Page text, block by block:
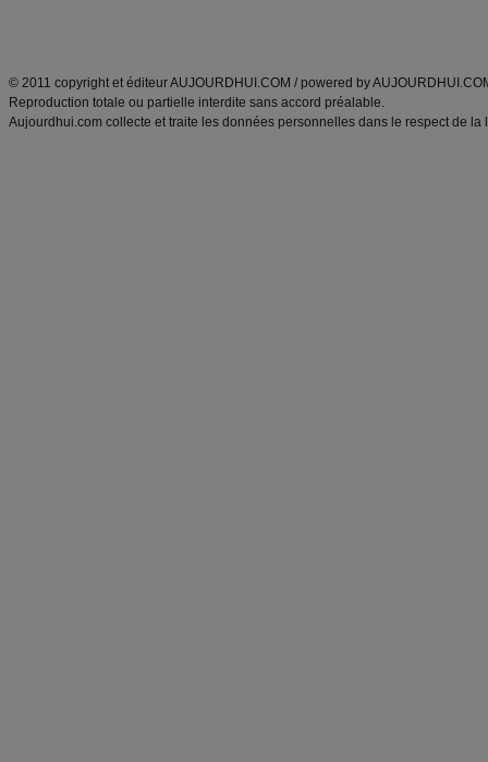
© 2011 copyright et éditeur AUJOURDHUI.COM / powered by
Reproduction totale ou partielle interdite sans accord préalable.
Aujourdhui.com collecte et traite les données personnelles dans le respect de